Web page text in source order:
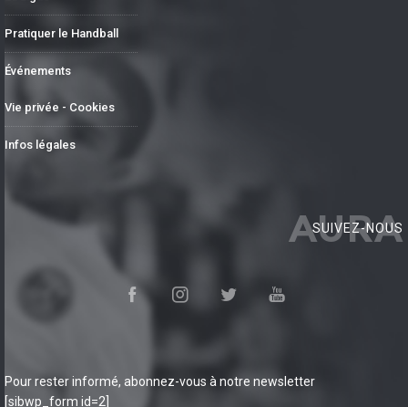
Pratiquer le Handball
Événements
Vie privée - Cookies
Infos légales
AURA
SUIVEZ-NOUS
Pour rester informé, abonnez-vous à notre newsletter
[sibwp_form id=2]